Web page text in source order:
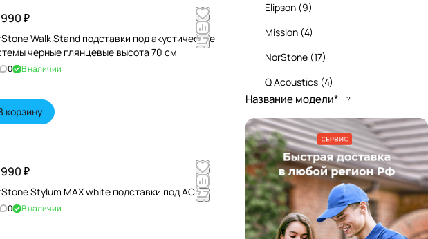
₽
Walk Stand подставки под акустические
черные глянцевые высота 70 см
0 В наличии
корзину
₽
Stylum MAX white подставки под АС
0 В наличии
Elipson (9)
Mission (4)
NorStone (17)
Q Acoustics (4)
Название модели* ?